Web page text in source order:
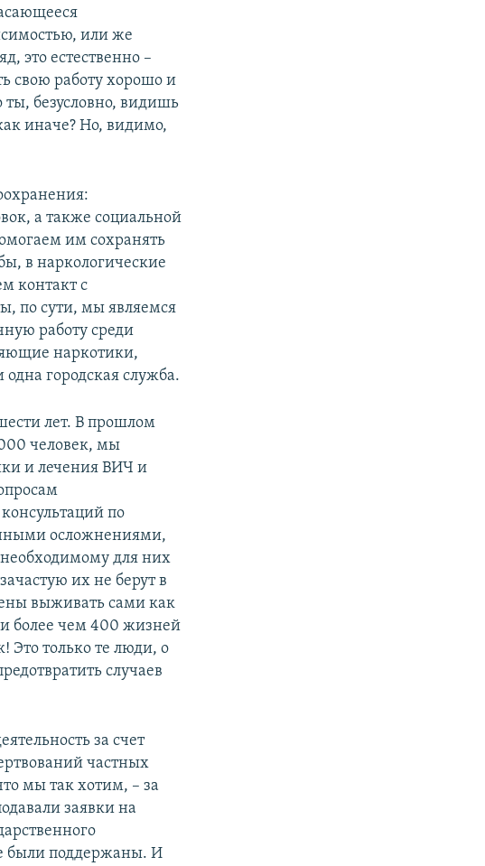
или же
это естественно –
свою работу хорошо и
ты, безусловно, видишь
иначе? Но, видимо,
а также социальной
им сохранять
в наркологические
контакт с
по сути, мы являемся
работу среди
наркотики,
городская служба.
лет. В прошлом
человек, мы
и лечения ВИЧ и
по
осложнениями,
для них
их не берут в
выживать сами как
более чем 400 жизней
Это только те люди, о
случаев
за счет
частных
мы так хотим, – за
заявки на
были поддержаны. И